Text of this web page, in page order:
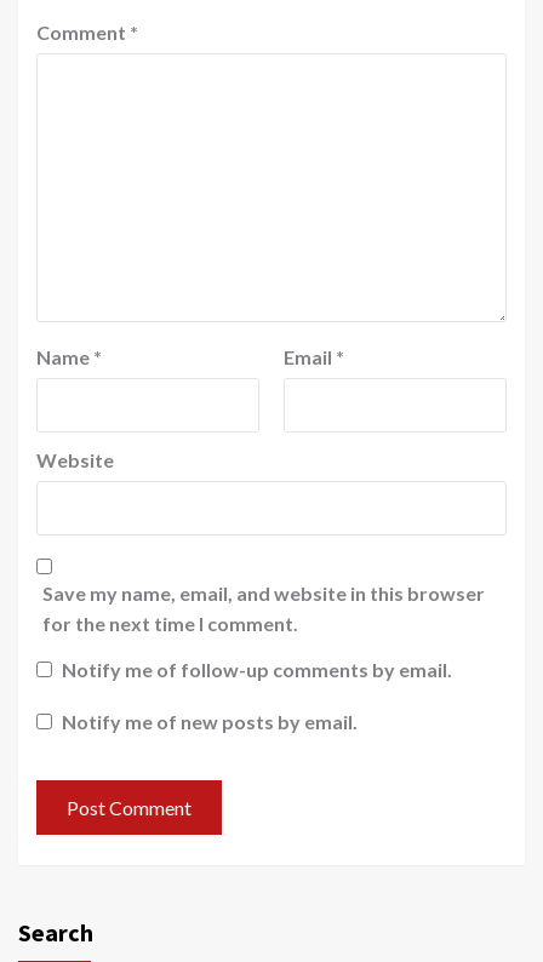
Comment *
Name * Email *
Website
Save my name, email, and website in this browser
for the next time I comment.
Notify me of follow-up comments by email.
Notify me of new posts by email.
Search